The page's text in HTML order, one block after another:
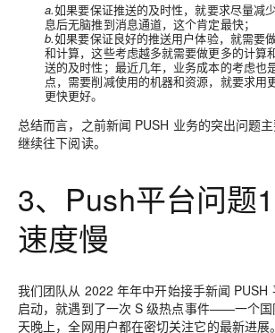
a.如果要保证推送的及时性，就要求尽量减
息后无脑推到消息通道，这个肯定最快；
b.如果要保证良好的推送用户体验，就需要
和计算，这些考虑越多就需要做更多的计算
送的及时性；最近几年，业务成本的考虑也
点，需要削减使用的机器和资源，就要求用
更快更好。
总结而言，之前新闻 PUSH 业务的突出问题
继续往下阅读。
3、Push平台问题
速度慢
我们团队从 2022 年年中开始接手新闻 PUSH
启动，就遇到了一次 S 级热点事件——一个国
天晚上，全网用户都在密切关注它的最新进展。